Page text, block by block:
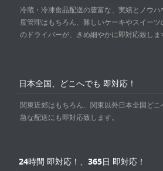
冷蔵・冷凍食品配送の豊富な、実績とノウ
度管理はもちろん、難しいケーキやスイー
のドライバーが、きめ細やかに即対応致しま
日本全国、どこへでも 即対応！
関東近郊はもちろん、関東以外日本全国どこ
急な配送にも即対応致します。
24時間 即対応！、365日 即対応！